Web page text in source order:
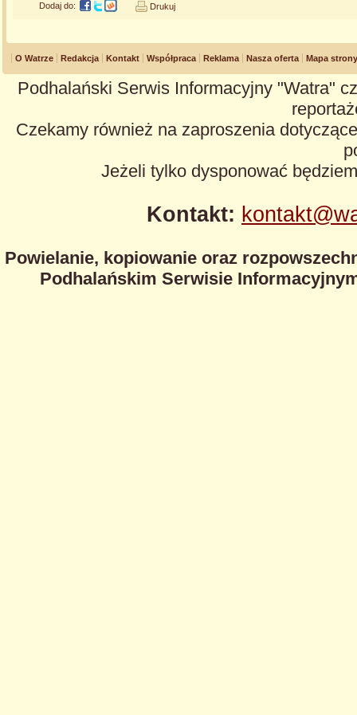
Dodaj do: Drukuj
O Watrze Redakcja Kontakt Współpraca Reklama Nasza oferta Mapa strony
Podhalański Serwis Informacyjny "Watra"
Czekamy również na zaproszenia
Jeżeli tylko dysponować
Kontakt:
Powielanie, kopiowanie oraz
Podhalańskim Serwisie